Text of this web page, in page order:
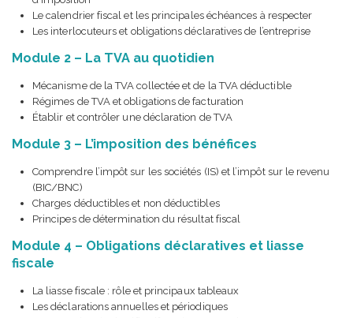
Le calendrier fiscal et les principales échéances à respecter
Les interlocuteurs et obligations déclaratives de l’entreprise
Module 2 – La TVA au quotidien
Mécanisme de la TVA collectée et de la TVA déductible
Régimes de TVA et obligations de facturation
Établir et contrôler une déclaration de TVA
Module 3 – L’imposition des bénéfices
Comprendre l’impôt sur les sociétés (IS) et l’impôt sur le revenu
(BIC/BNC)
Charges déductibles et non déductibles
Principes de détermination du résultat fiscal
Module 4 – Obligations déclaratives et liasse
fiscale
La liasse fiscale : rôle et principaux tableaux
Les déclarations annuelles et périodiques